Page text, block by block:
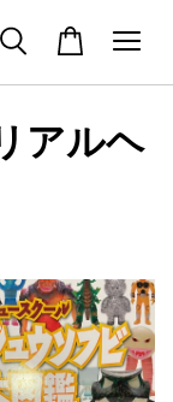
アルヘ